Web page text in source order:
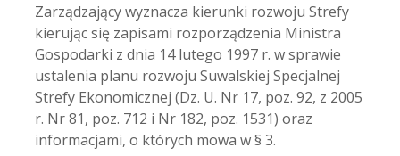
Zarządzający wyznacza kierunki rozwoju Strefy
kierując się zapisami rozporządzenia Ministra
Gospodarki z dnia 14 lutego 1997 r. w sprawie
ustalenia planu rozwoju Suwalskiej Specjalnej
Strefy Ekonomicznej (Dz. U. Nr 17, poz. 92, z 2005
r. Nr 81, poz. 712 i Nr 182, poz. 1531) oraz
informacjami, o których mowa w § 3.